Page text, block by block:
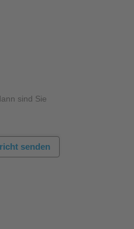
sind Sie
senden